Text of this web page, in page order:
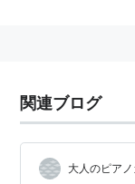
耳」としても活動
ディスコグラ
関連ブログ
大人のピア